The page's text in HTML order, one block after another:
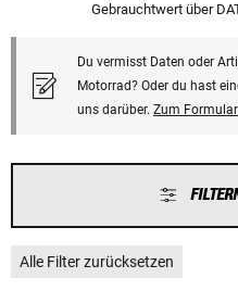
Gebrauchtwert über
Du vermisst Daten oder
Motorrad? Oder du hast
uns darüber. Zum Formular
Alle Filter zurücksetzen